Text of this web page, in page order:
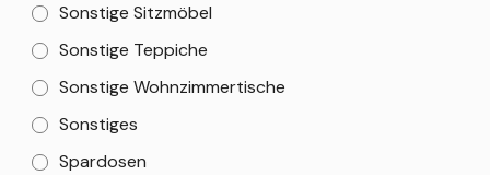
Sonstige Sitzmöbel
Sonstige Teppiche
Sonstige Wohnzimmertische
Sonstiges
Spardosen